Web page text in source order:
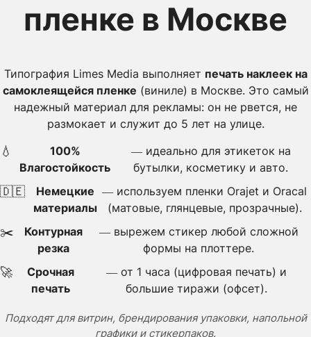
пленке в Москве
Типография Limes Media выполняет печать наклеек на
самоклеящейся пленке (виниле) в Москве. Это самый
надежный материал для рекламы: он не рвется, не
размокает и служит до 5 лет на улице.
💧
100%
Влагостойкость
— идеально для этикеток на
бутылки, косметику и авто.
🇩🇪
Немецкие
материалы
— используем пленки Orajet и Oracal
(матовые, глянцевые, прозрачные).
✂️
Контурная
резка
— вырежем стикер любой сложной
формы на плоттере.
🚀
Срочная
печать
— от 1 часа (цифровая печать) и
большие тиражи (офсет).
Подходят для витрин, брендирования упаковки, напольной
графики и стикерпаков.